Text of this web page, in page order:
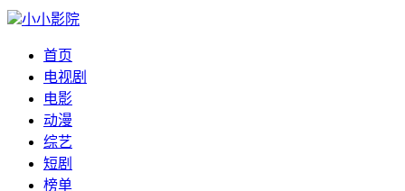
小小影院
首页
电视剧
电影
动漫
综艺
短剧
榜单